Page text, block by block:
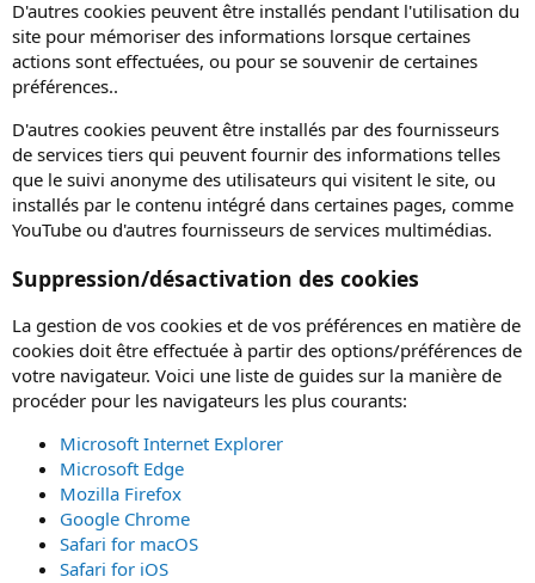
D'autres cookies peuvent être installés pendant l'utilisation du
site pour mémoriser des informations lorsque certaines
actions sont effectuées, ou pour se souvenir de certaines
préférences..
D'autres cookies peuvent être installés par des fournisseurs
de services tiers qui peuvent fournir des informations telles
que le suivi anonyme des utilisateurs qui visitent le site, ou
installés par le contenu intégré dans certaines pages, comme
YouTube ou d'autres fournisseurs de services multimédias.
Suppression/désactivation des cookies
La gestion de vos cookies et de vos préférences en matière de
cookies doit être effectuée à partir des options/préférences de
votre navigateur. Voici une liste de guides sur la manière de
procéder pour les navigateurs les plus courants:
Microsoft Internet Explorer
Microsoft Edge
Mozilla Firefox
Google Chrome
Safari for macOS
Safari for iOS